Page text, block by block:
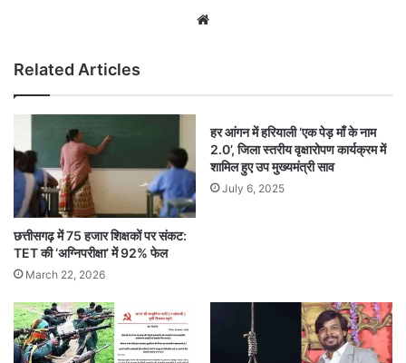
Related Articles
छत्तीसगढ़ में 75 हजार शिक्षकों पर संकट:
TET की ‘अग्निपरीक्षा’ में 92% फेल
March 22, 2026
हर आंगन में हरियाली ‘एक पेड़ माँ के नाम
2.0’, जिला स्तरीय वृक्षारोपण कार्यक्रम में
शामिल हुए उप मुख्यमंत्री साव
July 6, 2025